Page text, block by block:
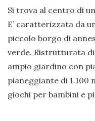
Si trova al centro di
E’ caratterizzata da
piccolo borgo di
verde. Ristrutturata
ampio giardino con
pianeggiante di
giochi per bambini e